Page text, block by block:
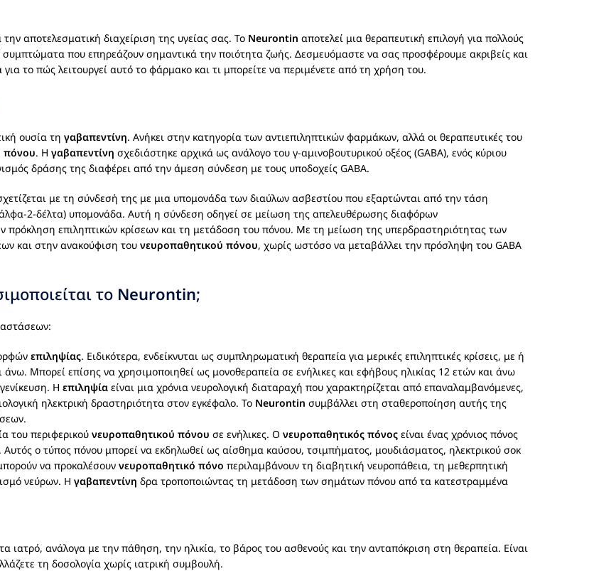
αποτελεσματική διαχείριση της υγείας σας. Το Neurontin αποτελεί μια θεραπευτική επιλογή για πολλούς
που επηρεάζουν σημαντικά την ποιότητα ζωής. Δεσμευόμαστε να σας προσφέρουμε ακριβείς και
το πώς λειτουργεί αυτό το φάρμακο και τι μπορείτε να περιμένετε από τη χρήση του.
ουσία τη γαβαπεντίνη. Ανήκει στην κατηγορία των αντιεπιληπτικών φαρμάκων, αλλά οι θεραπευτικές του
πόνου. Η γαβαπεντίνη σχεδιάστηκε αρχικά ως ανάλογο του γ-αμινοβουτυρικού οξέος (GABA), ενός κύριου
δράσης της διαφέρει από την άμεση σύνδεση με τους υποδοχείς GABA.
με τη σύνδεσή της με μια υπομονάδα των διαύλων ασβεστίου που εξαρτώνται από την τάση
2-δέλτα) υπομονάδα. Αυτή η σύνδεση οδηγεί σε μείωση της απελευθέρωσης διαφόρων
επιληπτικών κρίσεων και τη μετάδοση του πόνου. Με τη μείωση της υπερδραστηριότητας των
και στην ανακούφιση του νευροπαθητικού πόνου, χωρίς ωστόσο να μεταβάλλει την πρόσληψη του GABA
το Neurontin;
επιληψίας. Ειδικότερα, ενδείκνυται ως συμπληρωματική θεραπεία για μερικές επιληπτικές κρίσεις, με ή
άνω. Μπορεί επίσης να χρησιμοποιηθεί ως μονοθεραπεία σε ενήλικες και εφήβους ηλικίας 12 ετών και άνω
Η επιληψία είναι μια χρόνια νευρολογική διαταραχή που χαρακτηρίζεται από επαναλαμβανόμενες,
ηλεκτρική δραστηριότητα στον εγκέφαλο. Το Neurontin συμβάλλει στη σταθεροποίηση αυτής της
του περιφερικού νευροπαθητικού πόνου σε ενήλικες. Ο νευροπαθητικός πόνος είναι ένας χρόνιος πόνος
ο τύπος πόνου μπορεί να εκδηλωθεί ως αίσθημα καύσου, τσιμπήματος, μουδιάσματος, ηλεκτρικού σοκ
να προκαλέσουν νευροπαθητικό πόνο περιλαμβάνουν τη διαβητική νευροπάθεια, τη μεθερπητική
νεύρων. Η γαβαπεντίνη δρα τροποποιώντας τη μετάδοση των σημάτων πόνου από τα κατεστραμμένα
ιατρό, ανάλογα με την πάθηση, την ηλικία, το βάρος του ασθενούς και την ανταπόκριση στη θεραπεία. Είναι
τη δοσολογία χωρίς ιατρική συμβουλή.